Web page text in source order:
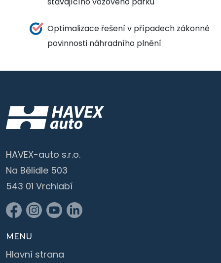
Optimalizace řešení v případech zákonné
povinnosti náhradního plnění
HAVEX-auto s.r.o.
Na Bělidle 503
543 01 Vrchlabí
MENU
Hlavní strana